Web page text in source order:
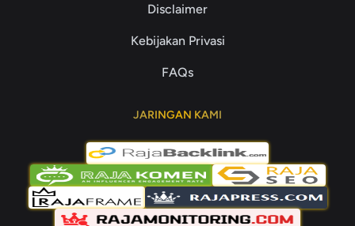
Disclaimer
Kebijakan Privasi
FAQs
JARINGAN KAMI